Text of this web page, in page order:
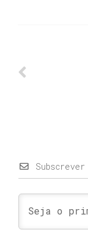
Subscrever